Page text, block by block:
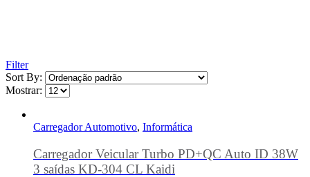
Filter
Sort By:
Mostrar:
Carregador Automotivo, Informática
Carregador Veicular Turbo PD+QC Auto ID 38W
3 saídas KD-304 CL Kaidi